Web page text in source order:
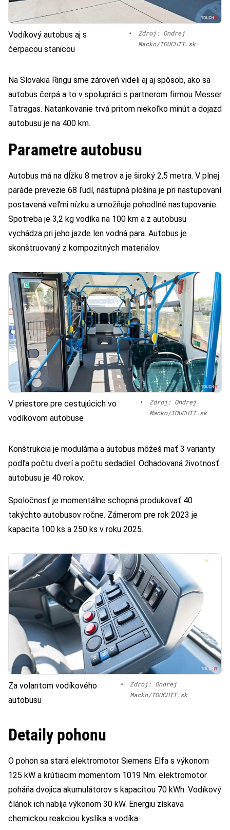
Vodíkový autobus aj s
čerpacou stanicou
•
Zdroj: Ondrej
Macko/TOUCHIT.sk
Na Slovakia Ringu sme zároveň videli aj aj spôsob, ako sa
autobus čerpá a to v spolupráci s partnerom firmou Messer
Tatragas. Natankovanie trvá pritom niekoľko minút a dojazd
autobusu je na 400 km.
Parametre autobusu
Autobus má na dĺžku 8 metrov a je široký 2,5 metra. V plnej
paráde prevezie 68 ľudí, nástupná plošina je pri nastupovaní
postavená veľmi nízku a umožňuje pohodlné nastupovanie.
Spotreba je 3,2 kg vodíka na 100 km a z autobusu
vychádza pri jeho jazde len vodná para. Autobus je
skonštruovaný z kompozitných materiálov.
V priestore pre cestujúcich vo
vodíkovom autobuse
•
Zdroj: Ondrej
Macko/TOUCHIT.sk
Konštrukcia je modulárna a autobus môžeš mať 3 varianty
podľa počtu dverí a počtu sedadiel. Odhadovaná životnosť
autobusu je 40 rokov.
Spoločnosť je momentálne schopná produkovať 40
takýchto autobusov ročne. Zámerom pre rok 2023 je
kapacita 100 ks a 250 ks v roku 2025.
Za volantom vodíkového
autobusu
•
Zdroj: Ondrej
Macko/TOUCHIT.sk
Detaily pohonu
O pohon sa stará elektromotor Siemens Elfa s výkonom
125 kW a krútiacim momentom 1019 Nm. elektromotor
poháňa dvojica akumulátorov s kapacitou 70 kWh. Vodíkový
článok ich nabíja výkonom 30 kW. Energiu získava
chemickou reakciou kyslíka a vodíka.